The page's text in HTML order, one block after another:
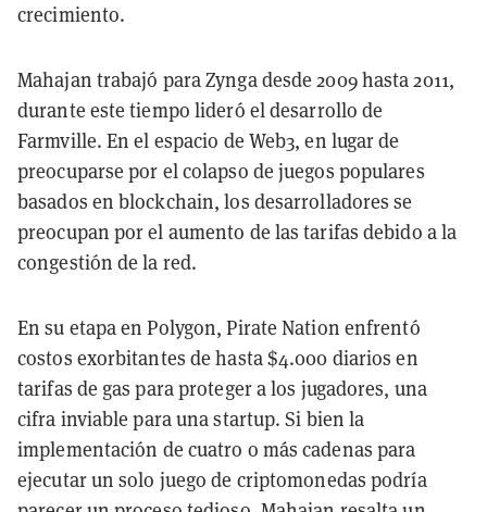
crecimiento.
Mahajan trabajó para Zynga desde 2009 hasta 2011,
durante este tiempo lideró el desarrollo de
Farmville. En el espacio de Web3, en lugar de
preocuparse por el colapso de juegos populares
basados en blockchain, los desarrolladores se
preocupan por el aumento de las tarifas debido a la
congestión de la red.
En su etapa en Polygon, Pirate Nation enfrentó
costos exorbitantes de hasta $4.000 diarios en
tarifas de gas para proteger a los jugadores, una
cifra inviable para una startup. Si bien la
implementación de cuatro o más cadenas para
ejecutar un solo juego de criptomonedas podría